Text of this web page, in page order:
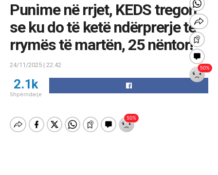
Punime në rrjet, KEDS tregon
se ku do të ketë ndërprerje të
rrymës të martën, 25 nëntor!
24/11/2025 | 22:42
2.1k
Shpërndarje